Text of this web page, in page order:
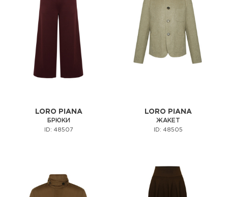
LORO PIANA
БРЮКИ
ID: 48507
LORO PIANA
ЖАКЕТ
ID: 48505